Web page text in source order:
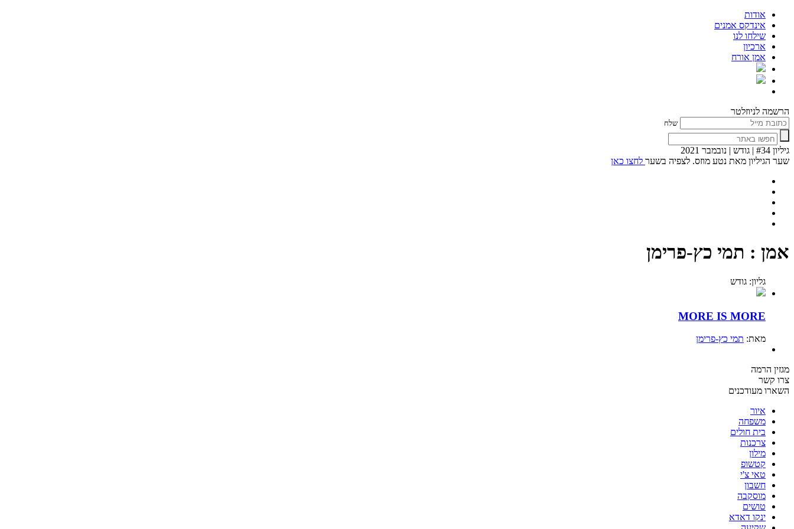
אודות
אינדקס אמנים
שילחו לנו
ארכיון
אמן אורח
הרשמה לניוזלטר
שלח
גיליון #34 | גודש | נובמבר 2021
שער הגיליון מאת נטע מוזס. לצפיה בשער לחצו כאן
אמן : תמי כץ-פרימן
גליון: גודש
MORE IS MORE
מאת: תמי כץ-פרימן
מגזין הרמה
צרו קשר
השארו מעודכנים
איור
משפחה
בית חולים
צרכנות
מילון
קטשופ
טאי צ'י
חשבון
מוסקבה
טושים
ינקו דאדא